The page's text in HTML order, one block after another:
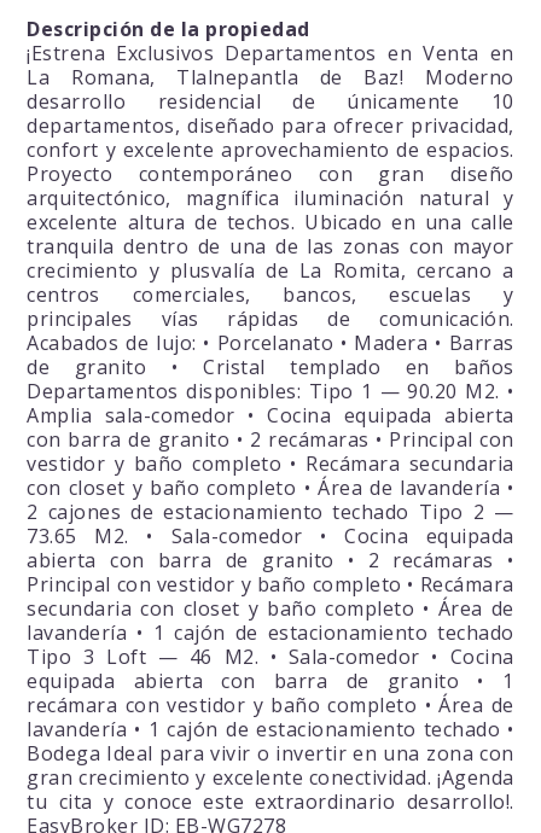
Descripción de la propiedad
¡Estrena Exclusivos Departamentos en Venta en
La Romana, Tlalnepantla de Baz! Moderno
desarrollo residencial de únicamente 10
departamentos, diseñado para ofrecer privacidad,
confort y excelente aprovechamiento de espacios.
Proyecto contemporáneo con gran diseño
arquitectónico, magnífica iluminación natural y
excelente altura de techos. Ubicado en una calle
tranquila dentro de una de las zonas con mayor
crecimiento y plusvalía de La Romita, cercano a
centros comerciales, bancos, escuelas y
principales vías rápidas de comunicación.
Acabados de lujo: • Porcelanato • Madera • Barras
de granito • Cristal templado en baños
Departamentos disponibles: Tipo 1 — 90.20 M2. •
Amplia sala-comedor • Cocina equipada abierta
con barra de granito • 2 recámaras • Principal con
vestidor y baño completo • Recámara secundaria
con closet y baño completo • Área de lavandería •
2 cajones de estacionamiento techado Tipo 2 —
73.65 M2. • Sala-comedor • Cocina equipada
abierta con barra de granito • 2 recámaras •
Principal con vestidor y baño completo • Recámara
secundaria con closet y baño completo • Área de
lavandería • 1 cajón de estacionamiento techado
Tipo 3 Loft — 46 M2. • Sala-comedor • Cocina
equipada abierta con barra de granito • 1
recámara con vestidor y baño completo • Área de
lavandería • 1 cajón de estacionamiento techado •
Bodega Ideal para vivir o invertir en una zona con
gran crecimiento y excelente conectividad. ¡Agenda
tu cita y conoce este extraordinario desarrollo!.
EasyBroker ID: EB-WG7278